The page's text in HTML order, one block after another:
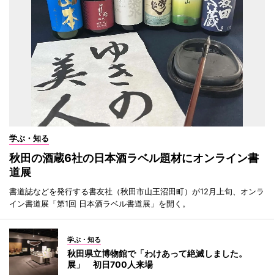
学ぶ・知る
秋田の酒蔵6社の日本酒ラベル題材にオンライン書
道展
書道誌などを発行する書友社（秋田市山王沼田町）が12月上旬、オンラ
イン書道展「第1回 日本酒ラベル書道展」を開く。
学ぶ・知る
秋田県立博物館で「わけあって絶滅しました。
展」 初日700人来場